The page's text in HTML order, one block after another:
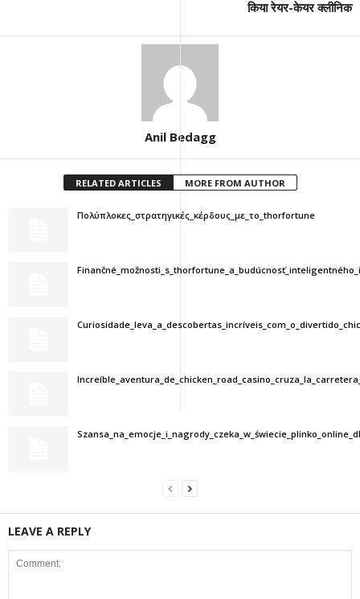
किया रेयर-केयर क्लीनिक
Anil Bedagg
RELATED ARTICLES MORE FROM AUTHOR
Πολύπλοκες_στρατηγικές_κέρδους_με_το_thorfortune
LEAVE A REPLY